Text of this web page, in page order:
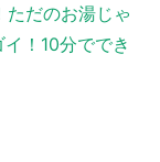
ただのお湯じゃ
！10分ででき